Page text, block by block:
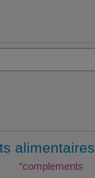
alimentaires
“complements